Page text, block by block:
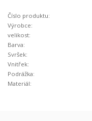
Číslo produktu:
Výrobce:
velikost:
Barva:
Svršek:
Vnitřek:
Podrážka:
Materiál: